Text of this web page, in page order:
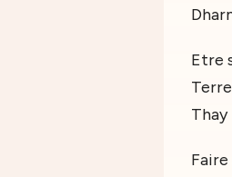
Etre
Thay